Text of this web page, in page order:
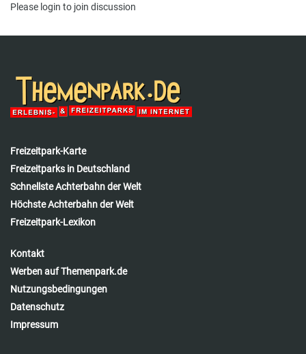
Please login to join discussion
Freizeitpark-Karte
Freizeitparks in Deutschland
Schnellste Achterbahn der Welt
Höchste Achterbahn der Welt
Freizeitpark-Lexikon
Kontakt
Werben auf Themenpark.de
Nutzungsbedingungen
Datenschutz
Impressum